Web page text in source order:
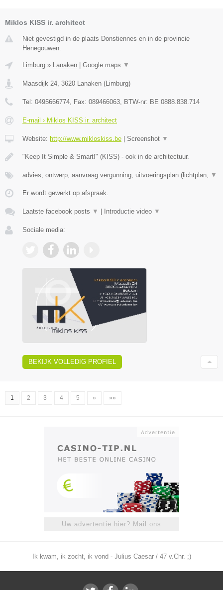
Miklos KISS ir. architect
Niet gevestigd in de plaats Donstiennes en in de provincie
Henegouwen.
Limburg » Lanaken | Google maps ▼
Maasdijk 24 3620 Lanaken (Limburg)
Tel: 0495666774 , Fax: 089466063 , BTW-nr: BE 0888.838.714
E-mail › Miklos KISS ir. architect
Website: http://www.mikloskiss.be | Screenshot ▼
"Keep It Simple & Smart!" (KISS) - ook in de architectuur.
advies, ontwerp, aanvraag vergunning, uitvoeringsplan (lichtplan, ▼
Er wordt gewerkt op afspraak.
Laatste facebook posts ▼ | Introductie video ▼
Sociale media:
BEKIJK VOLLEDIG PROFIEL
1 2 3 4 5 » »»
Uw advertentie hier? Mail ons
Ik kwam, ik zocht, ik vond - Julius Caesar / 47 v.Chr. ;)